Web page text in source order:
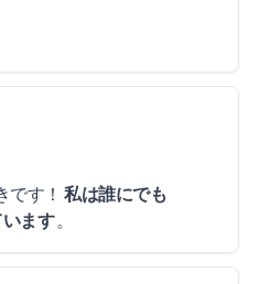
使いやすいです。特に便
たレポート内の直接URL
アクセスできるため、必要
参照できることです。
くつか技術的な課題に遭
ポートチームは迅速かつ迅
際、ほとんどの問題はソ
、私自身の学習曲線に起因
す！ 私は誰にでも
ます。